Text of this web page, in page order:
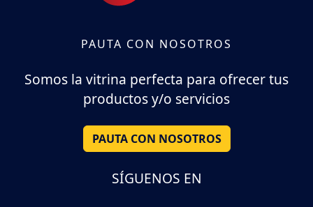
PAUTA CON NOSOTROS
Somos la vitrina perfecta para ofrecer tus
productos y/o servicios
PAUTA CON NOSOTROS
SÍGUENOS EN